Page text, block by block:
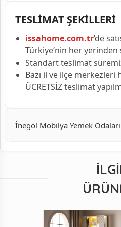
TESLİMAT ŞEKİLLERİ
issahome.com.tr’de
Türkiye’nin her
Standart teslimat
Bazı il ve ilçe
ÜCRETSİZ teslimat
İnegöl Mobilya Yemek Odaları